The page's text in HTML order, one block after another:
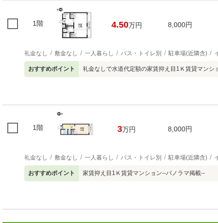
1階 4.50万円 8,000円
礼金なし 敷金なし 一人暮らし バス・トイレ別 駐車場(近隣含)
おすすめポイント 礼金なしで水道代定額の家賃抑え目1Ｋ賃貸マンシ
1階 3万円 8,000円
礼金なし 敷金なし 一人暮らし バス・トイレ別 駐車場(近隣含)
おすすめポイント 家賃抑え目1Ｋ賃貸マンション--パノラマ掲載--